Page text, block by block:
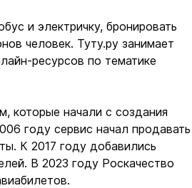
и электричку, бронировать
человек. Туту.ру занимает
ресурсов по тематике
которые начали с создания
году сервис начал продавать
К 2017 году добавились
В 2023 году Роскачество